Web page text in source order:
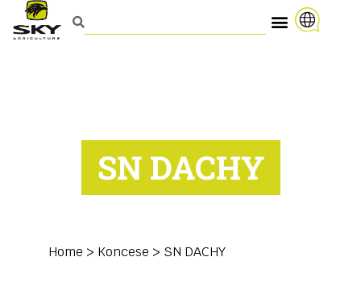
SN DACHY
Home > Koncese > SN DACHY